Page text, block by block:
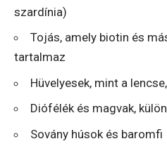
szardínia)
Tojás, amely biotin és
tartalmaz
Hüvelyesek, mint a
Diófélék és magvak,
Sovány húsok és baromfi